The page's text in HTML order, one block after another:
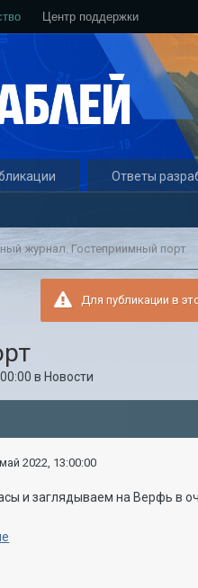
Центр поддержки
Ответы
журнал. Гостеприимный порт
Для публикации в
в Новости
2022, 13:00:00
и заглядываем на Верфь в